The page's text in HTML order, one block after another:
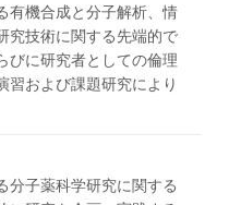
有機合成と分子解析、情
究技術に関する先端的で
びに研究者としての倫理
習および課題研究により
分子薬科学研究に関する